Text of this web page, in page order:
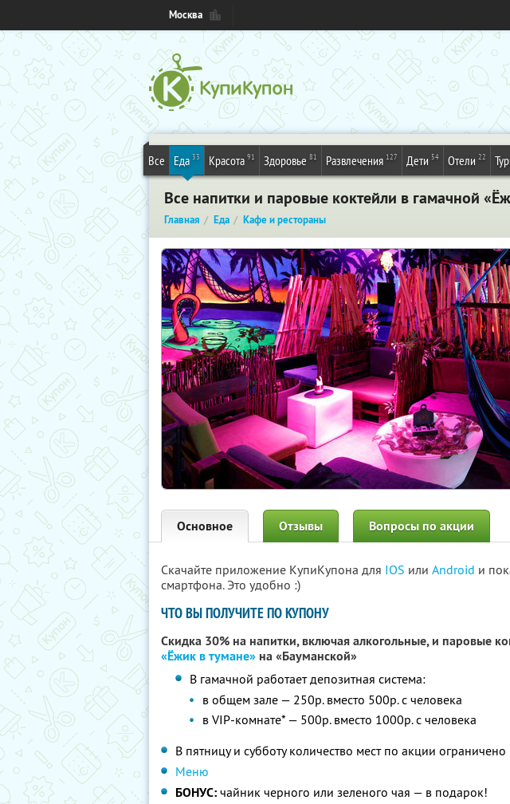
Москва
Все Еда 33 Красота 91 Здоровье 81 Развлечения 127 Дети 54 Отели 22
Все напитки и паровые коктейли в гамачной
Главная Еда Кафе и рестораны
Основное Отзывы Вопросы по акции
Скачайте приложение КупиКупона для IOS или Android и
смартфона. Это удобно :)
ЧТО ВЫ ПОЛУЧИТЕ ПО КУПОНУ
Скидка 30% на напитки, включая алкогольные, и паровые
«Ёжик в тумане» на «Бауманской»
В гамачной работает депозитная система:
в общем зале — 250р. вместо 500р. с человека
в VIP-комнате* — 500р. вместо 1000р. с человека
В пятницу и субботу количество мест по акции ограничено
Меню
БОНУС: чайник черного или зеленого чая — в подарок!